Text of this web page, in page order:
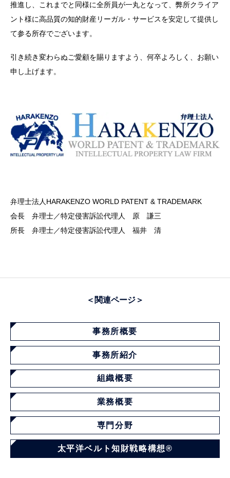
推進し、これまでと同様に全所員が一丸となって、弊所クライア
ント様に高品質の知的財産リーガル・サービスを安定して提供し
て参る所存でございます。
引き続き変わらぬご愛顧を賜りますよう、何卒よろしく、お願い
申し上げます。
弁理士法人HARAKENZO WORLD PATENT & TRADEMARK
会長 弁理士／特定侵害訴訟代理人 原 謙三
所長 弁理士／特定侵害訴訟代理人 福井 清
＜関連ページ＞
事務所概要
事務所紹介
組織概要
業務概要
専門分野
太平洋ベルト知財戦略構想®